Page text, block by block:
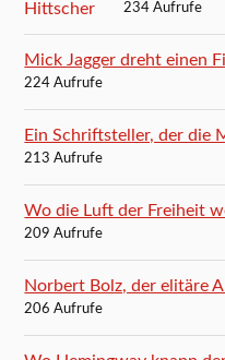
234 Aufrufe
Mick Jagger dreht einen
224 Aufrufe
Ein Schriftsteller, der die
213 Aufrufe
Wo die Luft der Freiheit
209 Aufrufe
Norbert Bolz, der elitäre
206 Aufrufe